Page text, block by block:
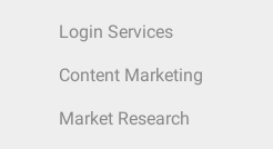
Login Services
Content Marketing
Market Research